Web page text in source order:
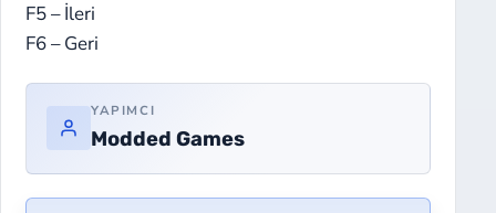
F5 – İleri
F6 – Geri
YAPIMCI
Modded Games